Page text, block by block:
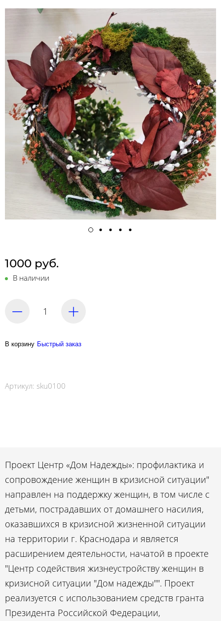
1000 руб.
В наличии
В корзину Быстрый заказ
Артикул: sku0100
Проект Центр «Дом Надежды»: профилактика и
сопровождение женщин в кризисной ситуации"
направлен на поддержку женщин, в том числе с
детьми, пострадавших от домашнего насилия,
оказавшихся в кризисной жизненной ситуации
на территории г. Краснодара и является
расширением деятельности, начатой в проекте
"Центр содействия жизнеустройству женщин в
кризисной ситуации "Дом надежды"". Проект
реализуется с использованием средств гранта
Президента Российской Федерации,